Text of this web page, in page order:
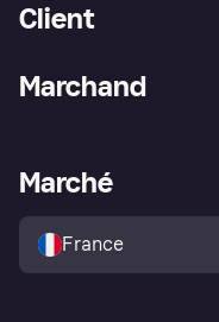
Client
Explorez les magasins
Politique de protection de
l’acheteur Klarna
Marchand
Portail Marchand
Marché
France